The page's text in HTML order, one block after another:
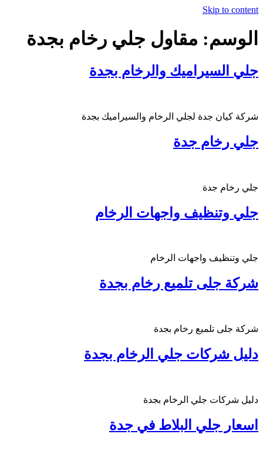
Skip to content
الوسم: مقاول جلي رخام بجدة
جلي السيراميك والرخام بجدة
شركة كيان جدة لجلي الرخام والسيراميك بجدة
جلي رخام جدة
جلي رخام جدة
جلي وتنظيف واجهات الرخام
جلي وتنظيف واجهات الرخام
شركة جلى تلميع رخام بجدة
شركة جلى تلميع رخام بجدة
دليل شركات جلي الرخام بجدة
دليل شركات جلي الرخام بجدة
اسعار جلي البلاط في جدة